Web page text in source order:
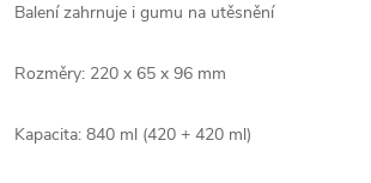
Balení zahrnuje i gumu na utěsnění
Rozměry: 220 x 65 x 96 mm
Kapacita: 840 ml (420 + 420 ml)